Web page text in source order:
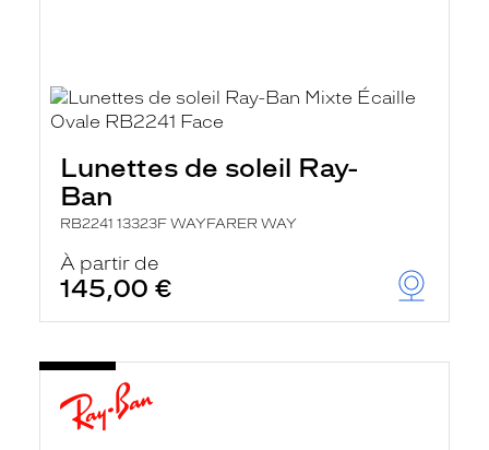
Lunettes de soleil Ray-
Ban
RB2241 13323F WAYFARER WAY
À partir de
145,00 €